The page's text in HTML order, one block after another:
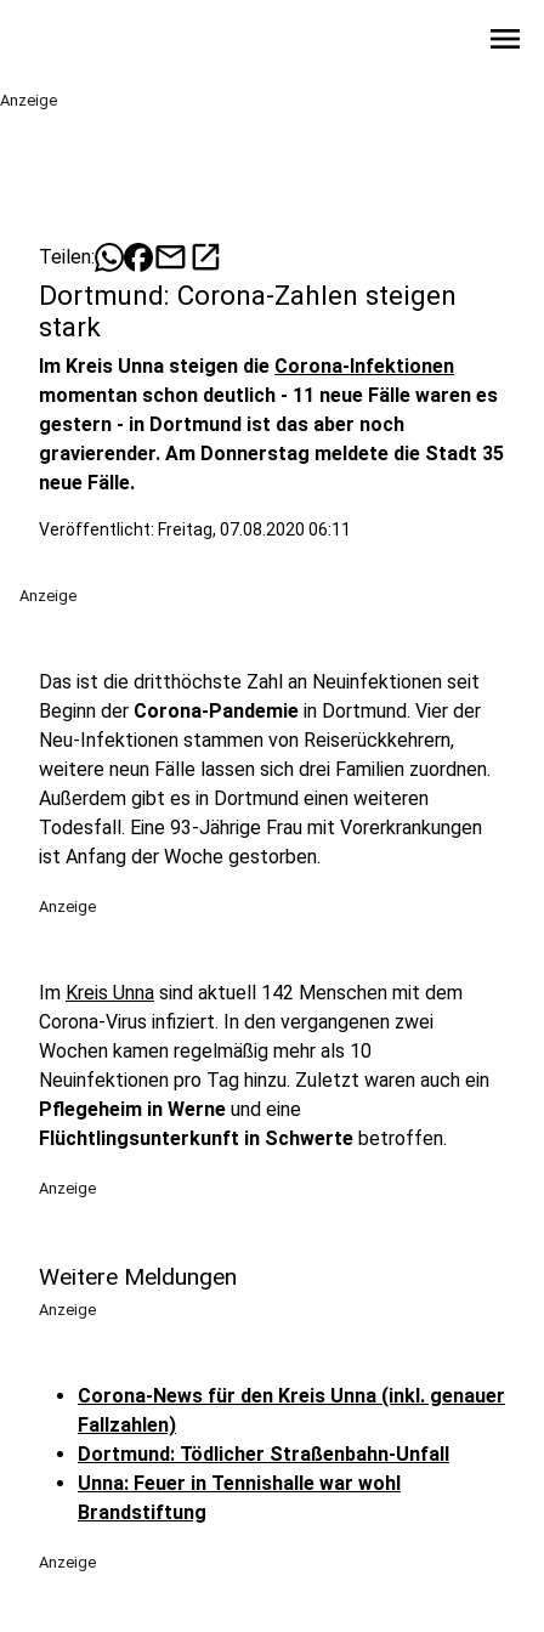
menu
Anzeige
Teilen: mailopen_in_new
Dortmund: Corona-Zahlen steigen
stark
Im Kreis Unna steigen die Corona-Infektionen
momentan schon deutlich - 11 neue Fälle waren es
gestern - in Dortmund ist das aber noch
gravierender. Am Donnerstag meldete die Stadt 35
neue Fälle.
Veröffentlicht: Freitag, 07.08.2020 06:11
Anzeige
Das ist die dritthöchste Zahl an Neuinfektionen seit
Beginn der Corona-Pandemie in Dortmund. Vier der
Neu-Infektionen stammen von Reiserückkehrern,
weitere neun Fälle lassen sich drei Familien zuordnen.
Außerdem gibt es in Dortmund einen weiteren
Todesfall. Eine 93-Jährige Frau mit Vorerkrankungen
ist Anfang der Woche gestorben.
Anzeige
Im Kreis Unna sind aktuell 142 Menschen mit dem
Corona-Virus infiziert. In den vergangenen zwei
Wochen kamen regelmäßig mehr als 10
Neuinfektionen pro Tag hinzu. Zuletzt waren auch ein
Pflegeheim in Werne und eine
Flüchtlingsunterkunft in Schwerte betroffen.
Anzeige
Weitere Meldungen
Anzeige
Corona-News für den Kreis Unna (inkl. genauer
Fallzahlen)
Dortmund: Tödlicher Straßenbahn-Unfall
Unna: Feuer in Tennishalle war wohl
Brandstiftung
Anzeige